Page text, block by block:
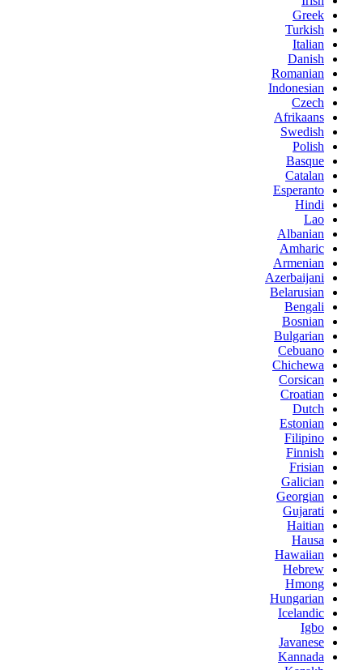
Greek
Turkish
Italian
Danish
Romanian
Indonesian
Czech
Afrikaans
Swedish
Polish
Basque
Catalan
Esperanto
Hindi
Lao
Albanian
Amharic
Armenian
Azerbaijani
Belarusian
Bengali
Bosnian
Bulgarian
Cebuano
Chichewa
Corsican
Croatian
Dutch
Estonian
Filipino
Finnish
Frisian
Galician
Georgian
Gujarati
Haitian
Hausa
Hawaiian
Hebrew
Hmong
Hungarian
Icelandic
Igbo
Javanese
Kannada